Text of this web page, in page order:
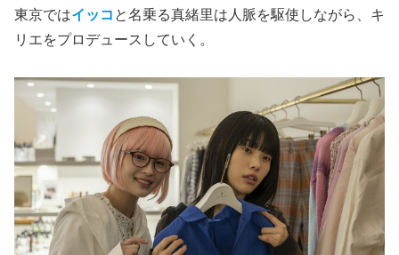
東京ではイッコ と名乗る真緒里は人脈を駆使しながら、キ
リエをプロデュースしていく。